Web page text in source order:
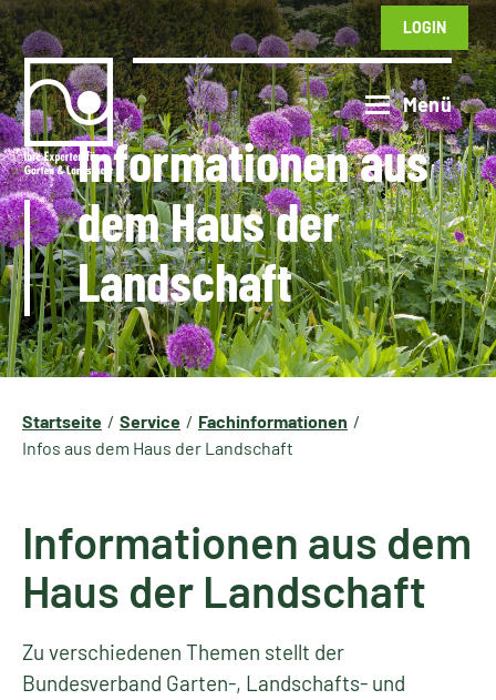
LOGIN
Informationen aus
dem Haus der
Landschaft
Startseite Service
Fachinformationen
Infos aus dem Haus der Landschaft
Informationen aus dem
Haus der Landschaft
Zu verschiedenen Themen stellt der
Bundesverband Garten-, Landschafts- und